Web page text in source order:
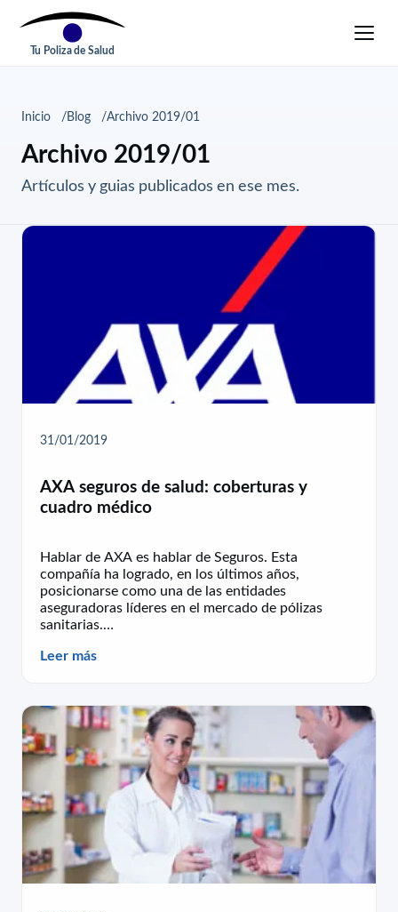
Tu Poliza de Salud
Inicio Blog Archivo 2019/01
Archivo 2019/01
Artículos y guias publicados en ese mes.
31/01/2019
AXA seguros de salud: coberturas y
cuadro médico
Hablar de AXA es hablar de Seguros. Esta
compañía ha logrado, en los últimos años,
posicionarse como una de las entidades
aseguradoras líderes en el mercado de pólizas
sanitarias.…
Leer más